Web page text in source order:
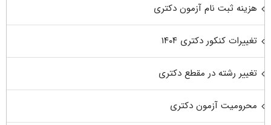
هزینه ثبت نام آزمون دکتری
تغییرات کنکور دکتری ۱۴۰۴
تغییر رشته در مقطع دکتری
محرومیت آزمون دکتری